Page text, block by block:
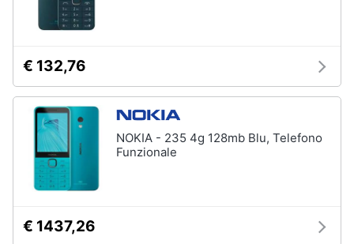
€ 132,76
NOKIA - 235 4g 128mb Blu, Telefono
Funzionale
€ 1437,26